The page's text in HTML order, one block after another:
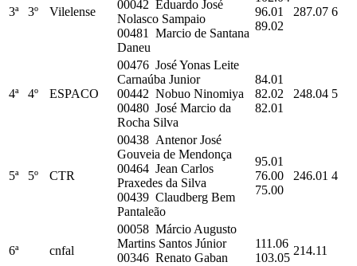
3ª 3º Vilelense
00042 Eduardo José
Nolasco Sampaio
00481 Marcio de Santana
Daneu
96.01
89.02
287.07 6
4ª 4º ESPACO
00476 José Yonas Leite
Carnaúba Junior
00442 Nobuo Ninomiya
00480 José Marcio da
Rocha Silva
84.01
82.02
82.01
248.04 5
5ª 5º CTR
00438 Antenor José
Gouveia de Mendonça
00464 Jean Carlos
Praxedes da Silva
00439 Claudberg Bem
Pantaleão
95.01
76.00
75.00
246.01 4
6ª cnfal
00058 Márcio Augusto
Martins Santos Júnior
00346 Renato Gaban
111.06
103.05
214.11